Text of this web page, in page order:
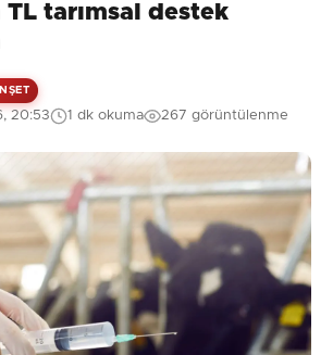
8 + 4 = ?
Gönder
yapılmamış. İlk yorumu siz yapın!
tarımsal destek
20:53 1 dk okuma 267 görüntülenme